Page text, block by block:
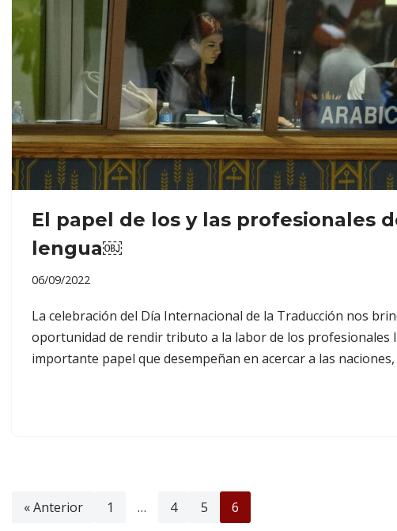
El papel de los y las profesionales
lengua￼
06/09/2022
La celebración del Día Internacional de la Traducción nos
oportunidad de rendir tributo a la labor de los profesionales
importante papel que desempeñan en acercar a las
« Anterior 1 … 4 5 6